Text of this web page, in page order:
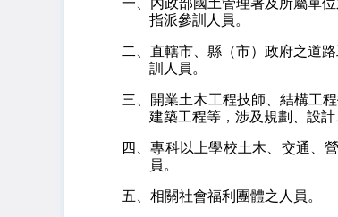
一、內政部國土管理署及所屬單
指派參訓人員。
二、直轄市、縣（市）政府之道
訓人員。
三、開業土木工程技師、結構工
建築工程等，涉及規劃、設
四、專科以上學校土木、交通、
員。
五、相關社會福利團體之人員。